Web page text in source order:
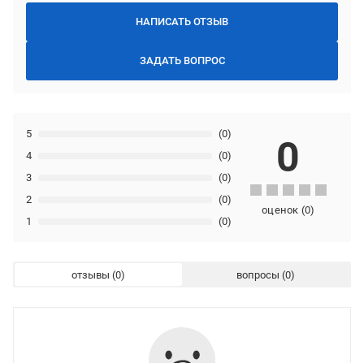
НАПИСАТЬ ОТЗЫВ
ЗАДАТЬ ВОПРОС
1 (0)
2 (0)
3 (0)
4 (0)
5 (0)
0
оценок (0)
отзывы вопросы